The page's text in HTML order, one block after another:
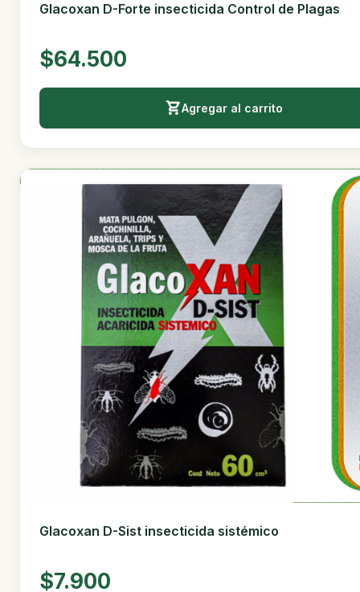
Glacoxan D-Forte insecticida Control de Plagas
$64.500
Agregar al carrito
Glacoxan D-Sist insecticida sistémico
$7.900